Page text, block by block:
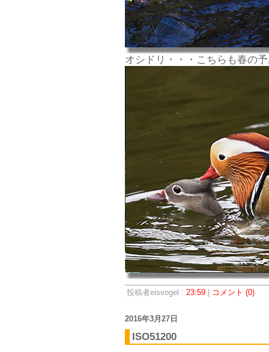
オシドリ・・・こちらも春の
投稿者eisvogel : 23:59| コメント (0)
2016年3月27日
ISO51200